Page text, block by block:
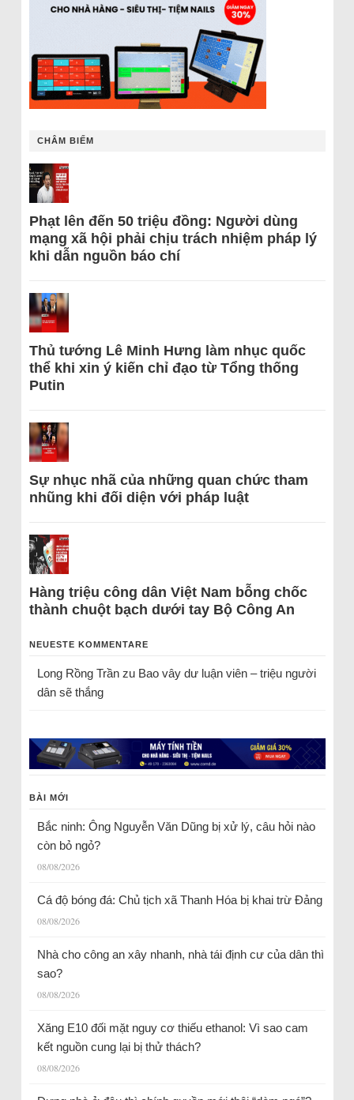
CHÂM BIẾM
Phạt lên đến 50 triệu đồng: Người dùng
mạng xã hội phải chịu trách nhiệm pháp lý
khi dẫn nguồn báo chí
Thủ tướng Lê Minh Hưng làm nhục quốc
thể khi xin ý kiến chỉ đạo từ Tổng thống
Putin
Sự nhục nhã của những quan chức tham
nhũng khi đối diện với pháp luật
Hàng triệu công dân Việt Nam bỗng chốc
thành chuột bạch dưới tay Bộ Công An
NEUESTE KOMMENTARE
Long Rồng Trầnzu Bao vây dư luận viên – triệu người
dân sẽ thắng
BÀI MỚI
Bắc ninh: Ông Nguyễn Văn Dũng bị xử lý, câu hỏi nào
còn bỏ ngỏ?
08/08/2026
Cá độ bóng đá: Chủ tịch xã Thanh Hóa bị khai trừ Đảng
08/08/2026
Nhà cho công an xây nhanh, nhà tái định cư của dân thì
sao?
08/08/2026
Xăng E10 đối mặt nguy cơ thiếu ethanol: Vì sao cam
kết nguồn cung lại bị thử thách?
08/08/2026